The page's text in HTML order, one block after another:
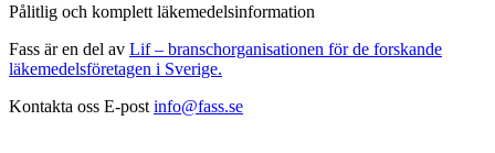
Pålitlig och komplett läkemedelsinformation
Fass är en del av Lif – branschorganisationen för de forskande
läkemedelsföretagen i Sverige.
Kontakta oss E-post info@fass.se